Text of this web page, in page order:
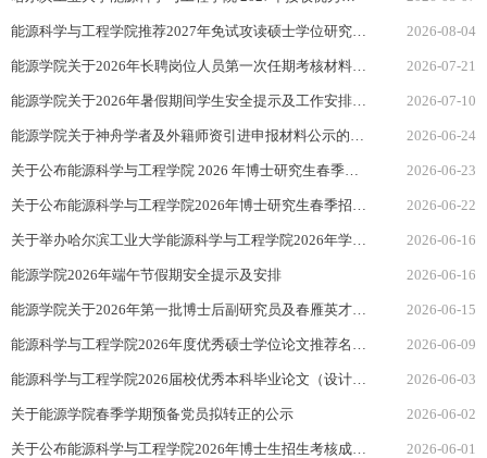
2026-08-04
2026-07-21
2026-07-10
2026-06-24
2026-06-23
2026-06-22
2026-06-16
能源学院2026年端午节假期安全提示及安排 2026-06-16
2026-06-15
2026-06-09
2026-06-03
关于能源学院春季学期预备党员拟转正的公示 2026-06-02
2026-06-01